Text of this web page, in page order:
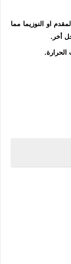
او النوزيما مما
أخر.